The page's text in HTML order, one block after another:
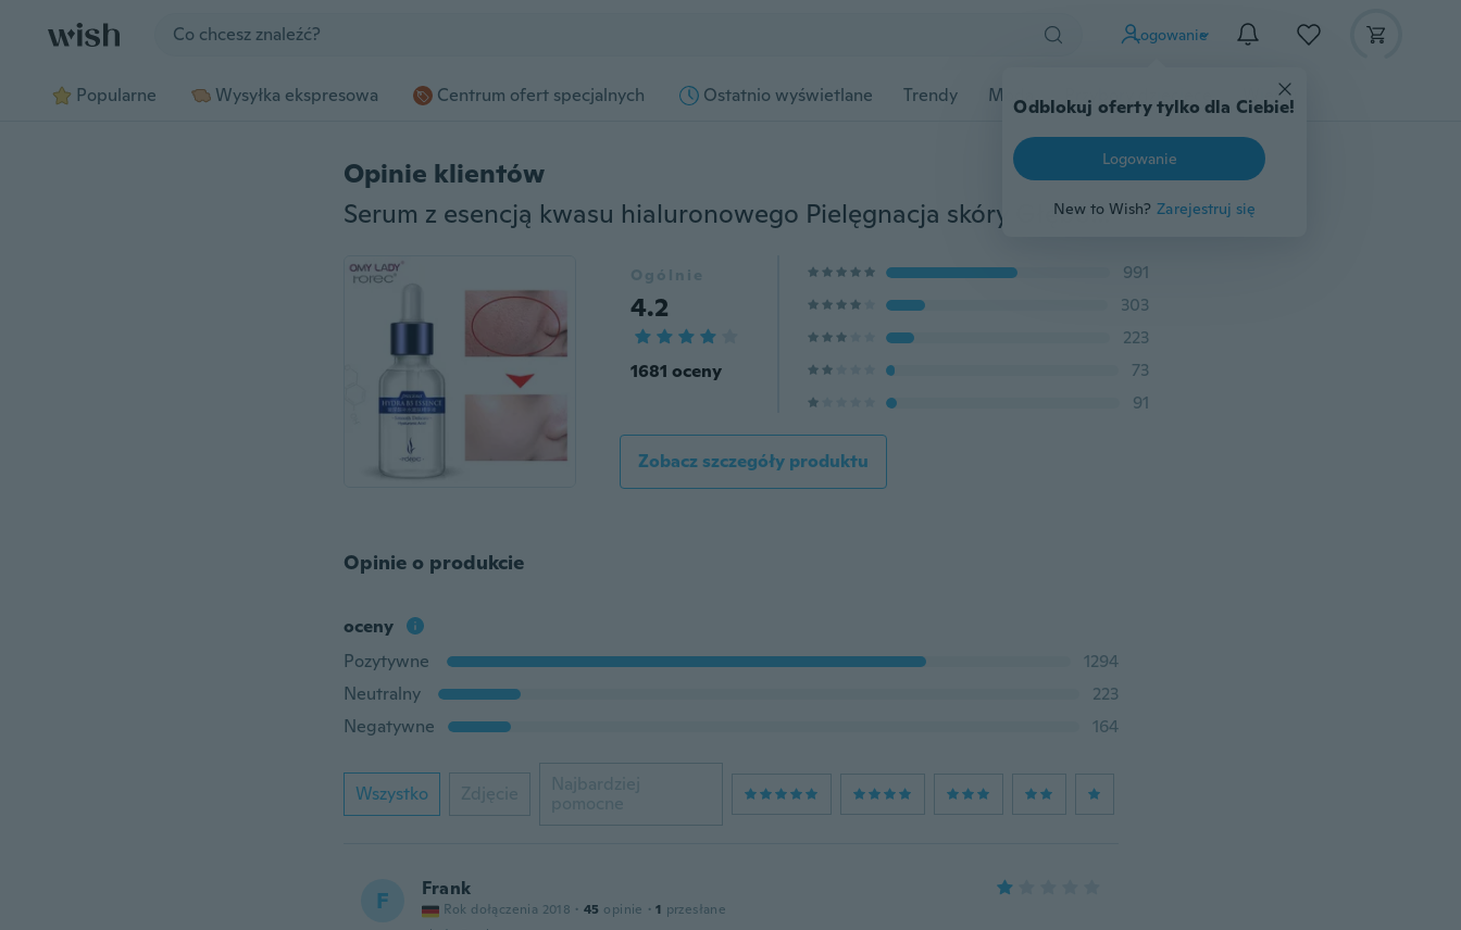
Logowanie
Odblokuj oferty tylko dla Ciebie!
Logowanie
New to Wish? Zarejestruj się
Popularne Wysyłka ekspresowa Centrum ofert specjalnych Ostatnio wyświetlane Trendy Moda Przybory dziecięce Więcej
Opinie klientów
Serum z esencją kwasu hialuronowego Pielęgnacja skóry Głęboka pielęgnacja twarzy Anti Aging Intensywny lifting twarzy Ujędrniający przeciwzmarszczkowy
Ogólnie
4.2
1681 oceny
991
303
223
73
91
Zobacz szczegóły produktu
Opinie o produkcie
oceny
Pozytywne
1294
Neutralny
223
Negatywne
164
Wszystko Zdjęcie
Najbardziej
pomocne
F Frank
Rok dołączenia 2018 · 45 opinie · 1 przesłane